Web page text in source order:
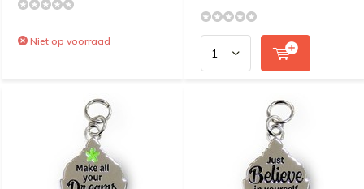
Niet op voorraad